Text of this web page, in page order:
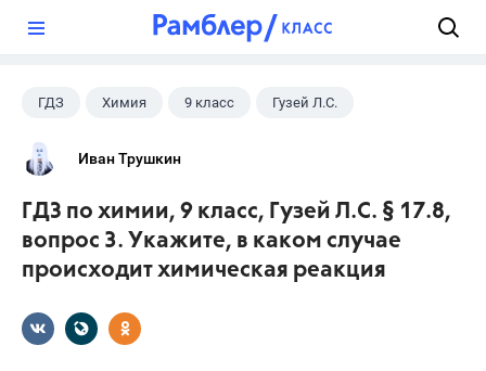
ГДЗ Химия 9 класс Гузей Л.С.
Иван Трушкин
ГДЗ по химии, 9 класс, Гузей Л.С. § 17.8,
вопрос 3. Укажите, в каком случае
происходит химическая реакция